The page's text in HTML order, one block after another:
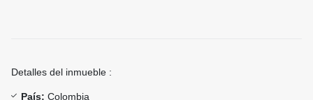
Detalles del inmueble :
País: Colombia